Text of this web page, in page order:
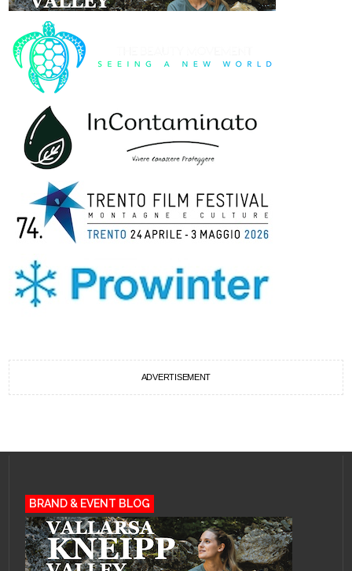
ADVERTISEMENT
BRAND & EVENT BLOG